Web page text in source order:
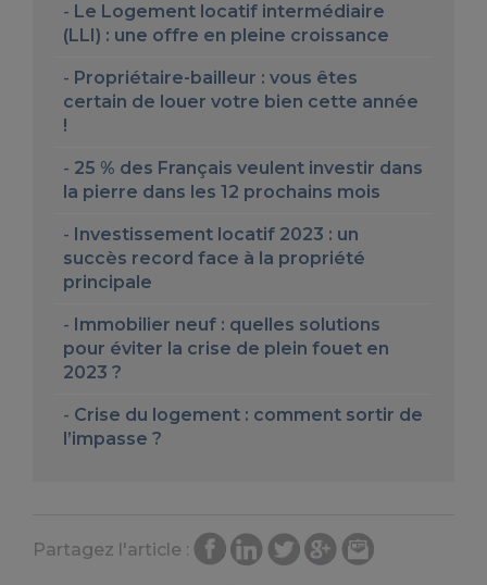
Le Logement locatif intermédiaire
(LLI) : une offre en pleine croissance
Propriétaire-bailleur : vous êtes
certain de louer votre bien cette année
!
25 % des Français veulent investir dans
la pierre dans les 12 prochains mois
Investissement locatif 2023 : un
succès record face à la propriété
principale
Immobilier neuf : quelles solutions
pour éviter la crise de plein fouet en
2023 ?
Crise du logement : comment sortir de
l’impasse ?
Partagez l'article :